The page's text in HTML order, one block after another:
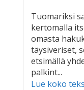
Tuomariksi
kertomalla
omasta
täysiveriset,
etsimällä
palkint...
Lue koko